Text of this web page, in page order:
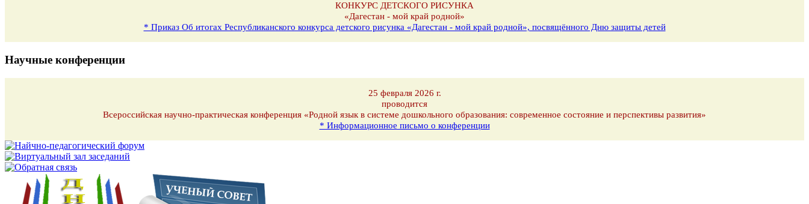
КОНКУРС ДЕТСКОГО РИСУНКА
«Дагестан - мой край родной»
* Приказ Об итогах Республиканского конкурса детского рисунка «Дагестан - мой край родной», посвящённого Дню защиты детей
Научные конференции
25 февраля 2026 г.
проводится
Всероссийская научно-практическая конференция «Родной язык в системе дошкольного образования: современное состояние и перспективы развития»
* Информационное письмо о конференции